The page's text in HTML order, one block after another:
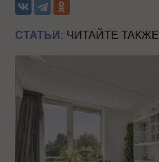
СТАТЬИ: ЧИТАЙТЕ ТАКЖЕ